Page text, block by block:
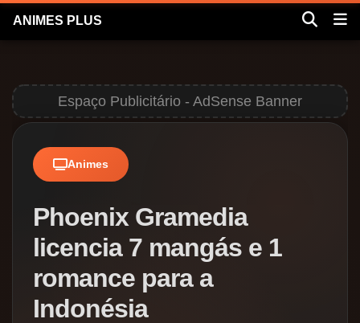
ANIMES PLUS
Animes
Phoenix Gramedia
licencia 7 mangás e 1
romance para a
Indonésia